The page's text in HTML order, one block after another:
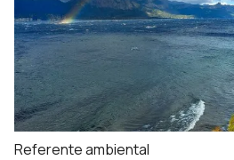
Referente ambiental